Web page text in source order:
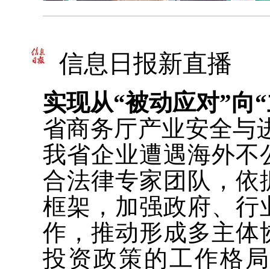
信息日报新直播
实现从“被动应对”向
省商务厅产业安全与
我省企业遭遇海外不
合法律专家团队，依
框架，加强政府、行
作，推动形成多主体
投资政策的工作格